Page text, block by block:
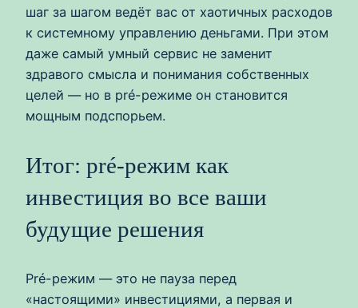
шаг за шагом ведёт вас от хаотичных расходов
к системному управлению деньгами. При этом
даже самый умный сервис не заменит
здравого смысла и понимания собственных
целей — но в pré-режиме он становится
мощным подспорьем.
Итог: pré-режим как
инвестиция во все ваши
будущие решения
Pré-режим — это не пауза перед
«настоящими» инвестициями, а первая и